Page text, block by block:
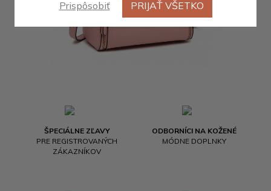
ŠPECIÁLNE ZĽAVY
PRE REGISTROVANÝCH
ZÁKAZNÍKOV
ODBORNÍCI NA KOŽENÉ
MÓDNE DOPLNKY
Prispôsobiť PRIJAŤ VŠETKO